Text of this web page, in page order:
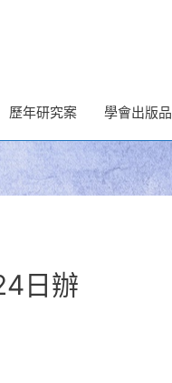
歷年研究案 學會出版品
日辦